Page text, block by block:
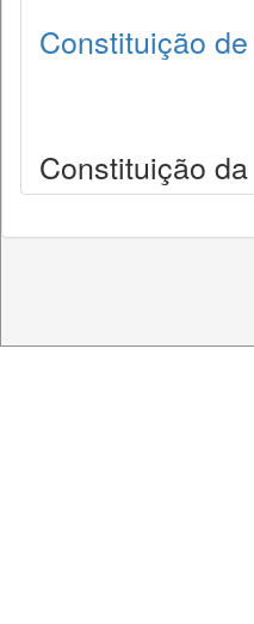
Constituição
Constituição